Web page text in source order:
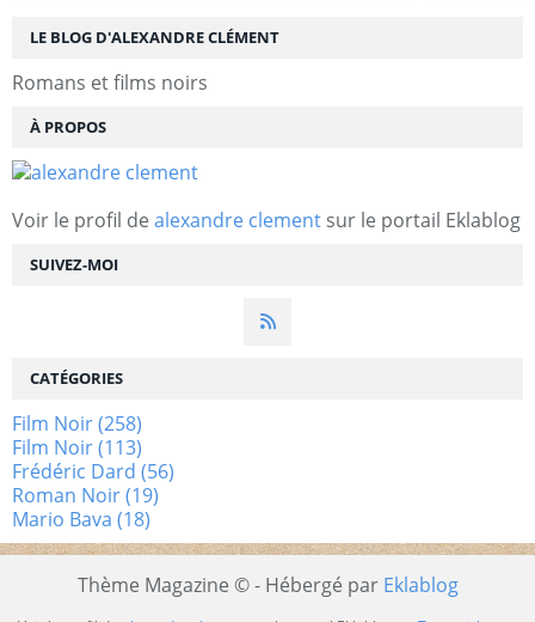
SUIVEZ-MOI
LE BLOG D'ALEXANDRE CLÉMENT
Romans et films noirs
À PROPOS
Voir le profil de alexandre clement sur le portail Eklablog
CATÉGORIES
Film Noir(258)
Film Noir(113)
Frédéric Dard (56)
Roman Noir(19)
Mario Bava (18)
Thème Magazine © - Hébergé par Eklablog